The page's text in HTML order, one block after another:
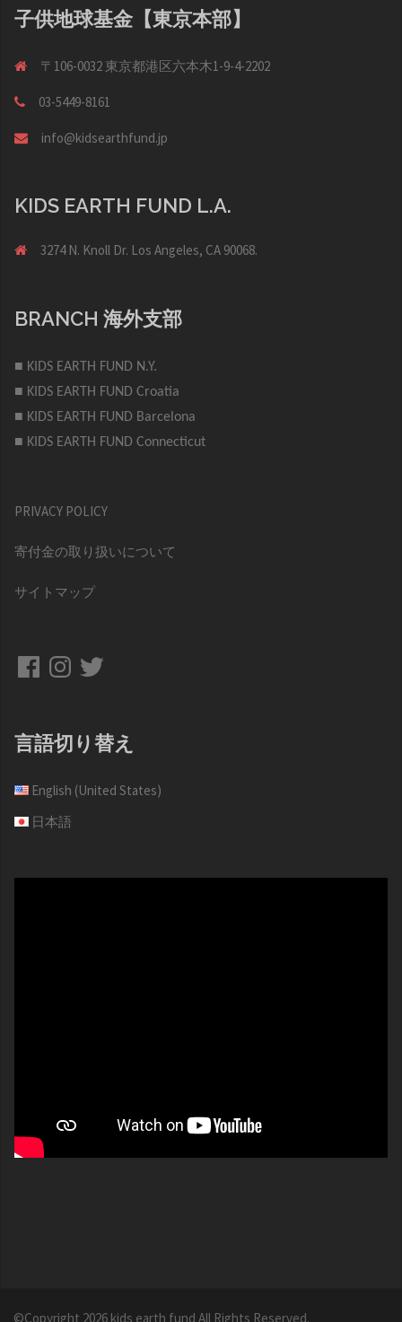
子供地球基金【東京本部】
〒106-0032 東京都港区六本木1-9-4-2202
03-5449-8161
info@kidsearthfund.jp
KIDS EARTH FUND L.A.
3274 N. Knoll Dr. Los Angeles, CA 90068.
BRANCH 海外支部
■ KIDS EARTH FUND N.Y.
■ KIDS EARTH FUND Croatia
■ KIDS EARTH FUND Barcelona
■ KIDS EARTH FUND Connecticut
PRIVACY POLICY
寄付金の取り扱いについて
サイトマップ
FacebookInstagram
Twitter
言語切り替え
English (United States)
日本語
©Copyright 2026 kids earth fund All Rights Reserved.